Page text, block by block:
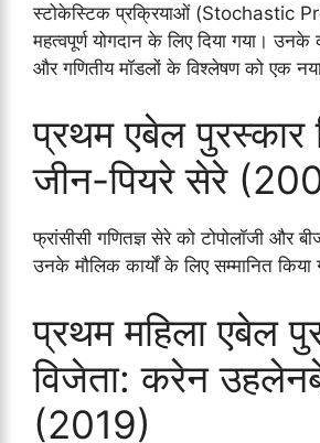
स्टोकेस्टिक प्रक्रियाओं (Stochastic
महत्वपूर्ण योगदान के लिए दिया गया। उनके
और गणितीय मॉडलों के विश्लेषण को एक नया
प्रथम एबेल पुरस्कार
जीन-पियरे सेरे
फ्रांसीसी गणितज्ञ सेरे को टोपोलॉजी और
उनके मौलिक कार्यों के लिए सम्मानित किया
प्रथम महिला एबेल
विजेता: करेन
(2019)